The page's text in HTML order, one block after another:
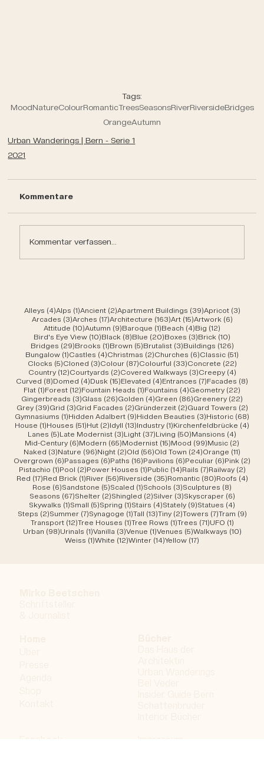
Tags:
MoodNatureColourRomanticTreesSeasonsRiverRiversideBridges
OrangeAutumn
Urban Wanderings | Bern - Serie 1
2021
Kommentare
Kommentar verfassen...
Alleys (4)4 Beiträge
Alps (1)1 Beitrag
Ancient (2)2 Beiträge
Apartment Buildings (39)39 Beiträge
Apricot (3)3
Arcades (3)3 Beiträge
Arches (17)17 Beiträge
Architecture (163)163 Beiträge
Art (15)15 Beiträge
Artwork (6)6
Attitude (10)10 Beiträge
Autumn (9)9 Beiträge
Baroque (1)1 Beitrag
Beach (4)4 Beiträge
Big (12)
Bird's Eye View (10)10 Beiträge
Black (8)8 Beiträge
Blue (20)20 Beiträge
Boxes (3)3 Beiträge
Brick (10)
Bridges (29)29 Beiträge
Brooks (1)1 Beitrag
Brown (5)5 Beiträge
Brutalist (3)3 Beiträge
Buildings (126)126
Bungalow (1)1 Beitrag
Castles (4)4 Beiträge
Christmas (2)2 Beiträge
Churches (6)6 Beiträge
Classic (51)
Clocks (5)5 Beiträge
Cloned (3)3 Beiträge
Colour (87)87 Beiträge
Colourful (33)33 Beiträge
Concrete (22)22
Country (12)12 Beiträge
Courtyards (2)2 Beiträge
Covered Walkways (3)3 Beiträge
Creepy (4)4
Curved (8)8 Beiträge
Domed (4)4 Beiträge
Dusk (15)15 Beiträge
Elevated (4)4 Beiträge
Entrances (7)7 Beiträge
Facades (8)
Flat (1)1 Beitrag
Forest (12)12 Beiträge
Fountain Heads (1)1 Beitrag
Fountains (4)4 Beiträge
Geometry (22)
Gingerbreads (3)3 Beiträge
Glass (26)26 Beiträge
Golden (4)4 Beiträge
Green (86)86 Beiträge
Greenery (22)
Grey (39)39 Beiträge
Grid (3)3 Beiträge
Grid Facades (2)2 Beiträge
Gründerzeit (2)2 Beiträge
Guard Towers (2)2
Gymnasiums (1)1 Beitrag
Hidden Adalbert (9)9 Beiträge
Hidden Beauties (3)3 Beiträge
Historic (68)
House (1)1 Beitrag
Houses (51)51 Beiträge
Hut (2)2 Beiträge
Idyll (13)13 Beiträge
Industry (1)1 Beitrag
Kirchenfeldbrücke (4)
Lanes (5)5 Beiträge
Late Modernist (3)3 Beiträge
Light (37)37 Beiträge
Living (50)50 Beiträge
Mansions (4)
Mid-Century (6)6 Beiträge
Modern (65)65 Beiträge
Modernist (15)15 Beiträge
Mood (99)99 Beiträge
Music (2)
Naked (3)3 Beiträge
Nature (96)96 Beiträge
Night (2)2 Beiträge
Old (56)56 Beiträge
Old Town (24)24 Beiträge
Orange (11)
Overgrown (6)6 Beiträge
Passages (6)6 Beiträge
Paths (16)16 Beiträge
Pavilions (6)6 Beiträge
Peculiar (6)6 Beiträge
Pink (2)
Pistachio (1)1 Beitrag
Pool (2)2 Beiträge
Power Houses (1)1 Beitrag
Public (14)14 Beiträge
Rails (7)7 Beiträge
Railway (2)2
Red (17)17 Beiträge
Red Brick (1)1 Beitrag
River (56)56 Beiträge
Riverside (35)35 Beiträge
Romantic (80)80 Beiträge
Roofs (4)4
Rose (6)6 Beiträge
Sandstone (5)5 Beiträge
Scaled (1)1 Beitrag
Schools (3)3 Beiträge
Sculptures (8)
Seasons (67)67 Beiträge
Shelter (2)2 Beiträge
Shingled (2)2 Beiträge
Silver (3)3 Beiträge
Skyscraper (6)6
Skywalks (1)1 Beitrag
Small (5)5 Beiträge
Spring (1)1 Beitrag
Stairs (4)4 Beiträge
Stately (9)9 Beiträge
Statues (4)
Steps (2)2 Beiträge
Summer (7)7 Beiträge
Synagoge (1)1 Beitrag
Tall (13)13 Beiträge
Tiny (2)2 Beiträge
Towers (7)7 Beiträge
Tram (9)9
Transport (12)12 Beiträge
Tree Houses (1)1 Beitrag
Tree Rows (1)1 Beitrag
Trees (71)71 Beiträge
UFO (1)1 Beitrag
Urban (98)98 Beiträge
Urinals (1)1 Beitrag
Vanilla (3)3 Beiträge
Venue (1)1 Beitrag
Venues (5)5 Beiträge
Walkways (10)10
Weiss (1)1 Beitrag
White (12)12 Beiträge
Winter (14)14 Beiträge
Yellow (17)
Impressum
Facebook